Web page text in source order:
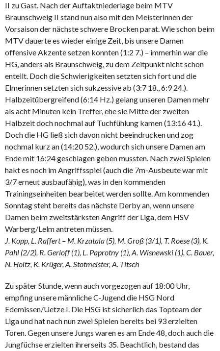
II zu Gast. Nach der Auftaktniederlage beim MTV
Braunschweig II stand nun also mit den Meisterinnen der
Vorsaison der nächste schwere Brocken parat. Wie schon beim
MTV dauerte es wieder einige Zeit, bis unsere Damen
offensive Akzente setzen konnten (1:2 7.) – immerhin war die
HG, anders als Braunschweig, zu dem Zeitpunkt nicht schon
enteilt. Doch die Schwierigkeiten setzten sich fort und die
Elmerinnen setzten sich sukzessive ab (3:7 18., 6:9 24.).
Halbzeitübergreifend (6:14 Hz.) gelang unseren Damen mehr
als acht Minuten kein Treffer, ehe sie Mitte der zweiten
Halbzeit doch nochmal auf Tuchfühlung kamen (13:16 41.).
Doch die HG ließ sich davon nicht beeindrucken und zog
nochmal kurz an (14:20 52.), wodurch sich unsere Damen am
Ende mit 16:24 geschlagen geben mussten. Nach zwei Spielen
hakt es noch im Angriffsspiel (auch die 7m-Ausbeute war mit
3/7 erneut ausbaufähig), was in den kommenden
Trainingseinheiten bearbeitet werden sollte. Am kommenden
Sonntag steht bereits das nächste Derby an, wenn unsere
Damen beim zweitstärksten Angriff der Liga, dem HSV
Warberg/Lelm antreten müssen.
J. Kopp, L. Raffert – M. Krzatala (5), M. Groß (3/1), T. Roese (3), K.
Pahl (2/2), R. Gerloff (1), L. Paprotny (1), A. Wisnewski (1), C. Bauer,
N. Holtz, K. Krüger, A. Stotmeister, A. Titsch
Zu später Stunde, wenn auch vorgezogen auf 18:00 Uhr,
empfing unsere männliche C-Jugend die HSG Nord
Edemissen/Uetze I. Die HSG ist sicherlich das Topteam der
Liga und hat nach nun zwei Spielen bereits bei 93 erzielten
Toren. Gegen unsere Jungs waren es am Ende 48, doch auch die
Jungfüchse erzielten ihrerseits 35. Beachtlich, bestand das